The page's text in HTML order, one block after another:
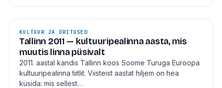
KULTUUR JA ÜRITUSED
Tallinn 2011 — kultuuripealinna aasta, mis
muutis linna püsivalt
2011. aastal kandis Tallinn koos Soome Turuga Euroopa
kultuuripealinna tiitlit. Viisteist aastat hiljem on hea
küsida: mis sellest…